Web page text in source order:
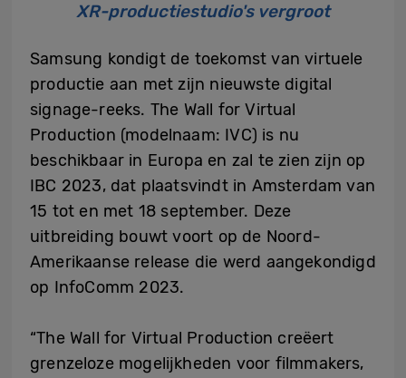
XR-productiestudio's vergroot
Samsung kondigt de toekomst van virtuele
productie aan met zijn nieuwste digital
signage-reeks. The Wall for Virtual
Production (modelnaam: IVC) is nu
beschikbaar in Europa en zal te zien zijn op
IBC 2023, dat plaatsvindt in Amsterdam van
15 tot en met 18 september. Deze
uitbreiding bouwt voort op de Noord-
Amerikaanse release die werd aangekondigd
op InfoComm 2023.
“The Wall for Virtual Production creëert
grenzeloze mogelijkheden voor filmmakers,